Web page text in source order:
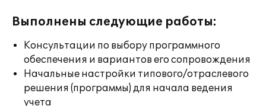
Выполнены следующие работы:
Консультации по выбору программного
обеспечения и вариантов его сопровождения
Начальные настройки типового/отраслевого
решения (программы) для начала ведения
учета